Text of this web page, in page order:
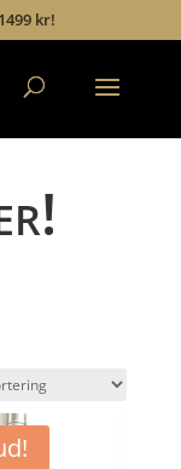
kr!